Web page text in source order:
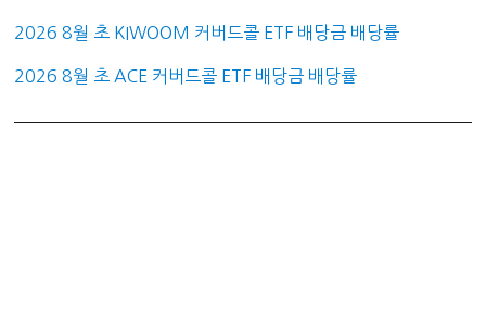
2026 8월 초 KIWOOM 커버드콜 ETF 배당금 배당률
2026 8월 초 ACE 커버드콜 ETF 배당금 배당률